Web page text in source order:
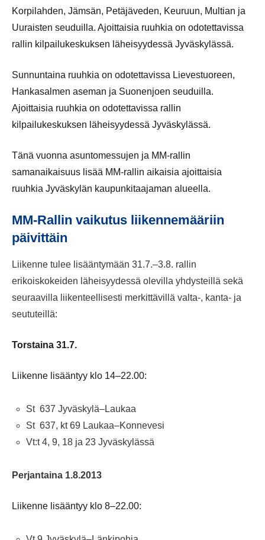
Korpilahden, Jämsän, Petäjäveden, Keuruun, Multian ja
Uuraisten seuduilla. Ajoittaisia ruuhkia on odotettavissa
rallin kilpailukeskuksen läheisyydessä Jyväskylässä.
Sunnuntaina ruuhkia on odotettavissa Lievestuoreen,
Hankasalmen aseman ja Suonenjoen seuduilla.
Ajoittaisia ruuhkia on odotettavissa rallin
kilpailukeskuksen läheisyydessä Jyväskylässä.
Tänä vuonna asuntomessujen ja MM-rallin
samanaikaisuus lisää MM-rallin aikaisia ajoittaisia
ruuhkia Jyväskylän kaupunkitaajaman alueella.
MM-Rallin vaikutus liikennemääriin
päivittäin
Liikenne tulee lisääntymään 31.7.–3.8. rallin
erikoiskokeiden läheisyydessä olevilla yhdysteillä sekä
seuraavilla liikenteellisesti merkittävillä valta-, kanta- ja
seututeillä:
Torstaina 31.7.
Liikenne lisääntyy klo 14–22.00:
St 637 Jyväskylä–Laukaa
St 637, kt 69 Laukaa–Konnevesi
Vt:t 4, 9, 18 ja 23 Jyväskylässä
Perjantaina 1.8.2013
Liikenne lisääntyy klo 8–22.00: